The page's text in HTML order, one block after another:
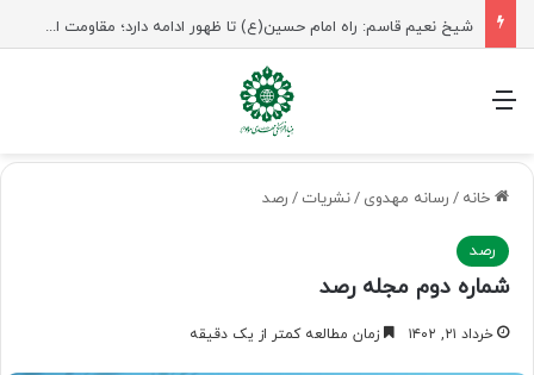
منو
خانه / رسانه مهدوی /نشریات / رصد
رصد
شماره دوم مجله رصد
خرداد ۲۱, ۱۴۰۲ زمان مطالعه کمتر از یک دقیقه